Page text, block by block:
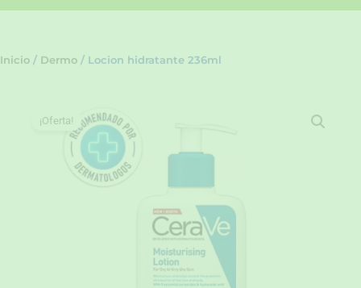
Inicio / Dermo / Locion hidratante 236ml
¡Oferta!